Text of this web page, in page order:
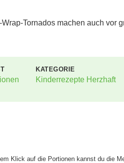
Wrap-Tornados machen auch vor
KATEGORIE
Kinderrezepte Herzhaft
Klick auf die Portionen kannst du die